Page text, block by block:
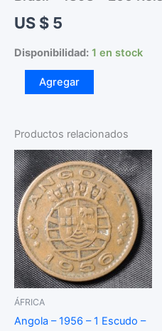
US $ 5
Disponibilidad: 1 en stock
200
Reis
-
Níquel
-
VF
cantidad
Agregar
Productos relacionados
ÁFRICA
Angola – 1956 – 1 Escudo –